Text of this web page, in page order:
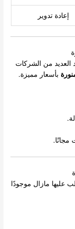
إعادة تدوير
العديد من الشركات
بأسعار مميزة.
مجانًا.
عليها مازال موجودًا